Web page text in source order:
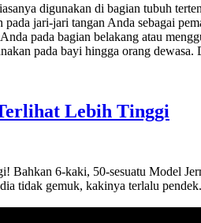
digunakan di bagian tubuh
jari-jari tangan Anda sebagai
pada bagian belakang atau
pada bayi hingga orang
Lebih Tinggi
Bahkan 6-kaki, 50-sesuatu Model
tidak gemuk, kakinya terlalu